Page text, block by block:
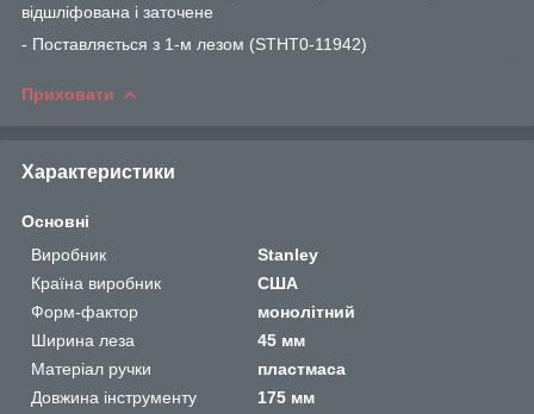
відшліфована і заточене
- Поставляється з 1-м лезом (STHT0-11942)
Приховати
Характеристики
Основні
Виробник
Stanley
Країна виробник
США
Форм-фактор
монолітний
Ширина леза
45 мм
Матеріал ручки
пластмаса
Довжина інструменту
175 мм